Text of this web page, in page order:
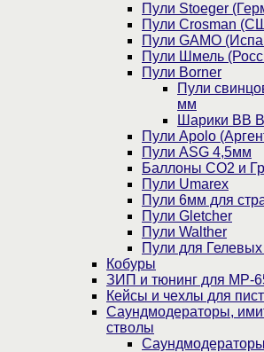
Пули Stoeger
Пули Crosman
Пули GAMO
Пули Шмель
Пули Borner
Пули
мм
Шарики BB
Пули Apolo
Пули ASG 4,5мм
Баллоны CO2 и
Пули Umarex
Пули 6мм для
Пули Gletcher
Пули Walther
Пули для
Кобуры
ЗИП и тюнинг для МР-
Кейсы и чехлы для
Саундмодераторы,
стволы
Саундмодераторы